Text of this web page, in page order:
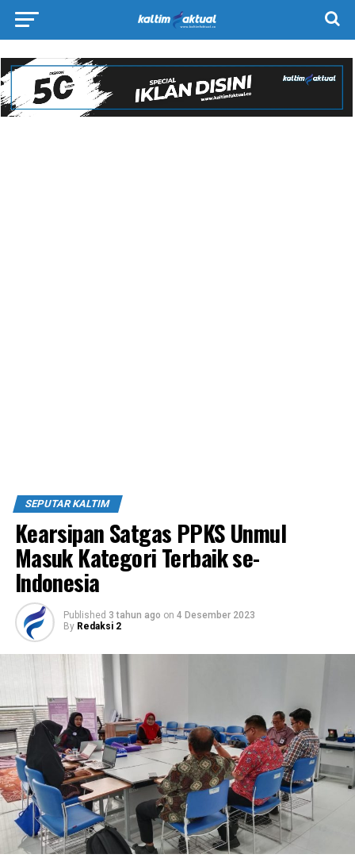
SEPUTAR KALTIM
Kearsipan Satgas PPKS Unmul
Masuk Kategori Terbaik se-
Indonesia
Published 3 tahun ago on 4 Desember 2023
By Redaksi 2